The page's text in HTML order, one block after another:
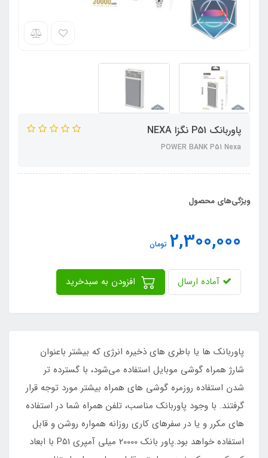
پاوربانک P51 نگزا NEXA
POWER BANK P51 Nexa
ویژگی‌های محصول
2,300,000 تومان
آماده ارسال
پاوربانک ها یا باطری های ذخیره انرژی که بیشتر باعنوان
شارژ همراه گوشی موبایل استفاده می‌شود، با گسترده تر
شدن استفاده روزمره گوشی های همراه بیشتر مورد توجه قرار
گرفتند. با وجود پاوربانک مناسب، تلفن همراه شما در استفاده
های مکرر و یا در سفرهای کاری روزانه همواره روشن و قابل
استفاده خواهد بود.پاور بانک 20000 میلی آمپری P51 با ابعاد